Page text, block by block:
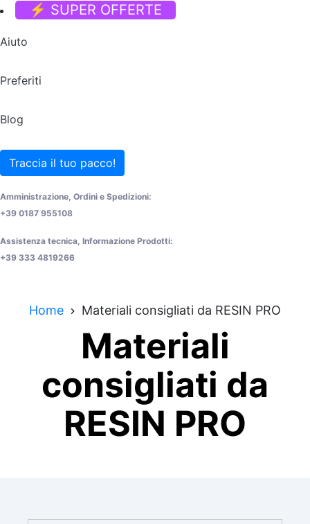
⚡ SUPER OFFERTE
Aiuto
Preferiti
Blog
Traccia il tuo pacco!
Amministrazione, Ordini e Spedizioni:
+39 0187 955108
Assistenza tecnica, Informazione Prodotti:
+39 333 4819266
Home Materiali consigliati da RESIN PRO
Materiali
consigliati da
RESIN PRO